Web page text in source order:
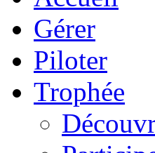
Gérer
Piloter
Trophée